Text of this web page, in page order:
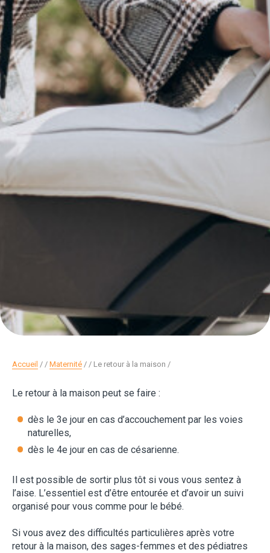
Accueil / Maternité / Le retour à la maison
Le retour à la maison peut se faire :
dès le 3e jour en cas d’accouchement par les voies
naturelles,
dès le 4e jour en cas de césarienne.
Il est possible de sortir plus tôt si vous vous sentez à
l’aise. L’essentiel est d’être entourée et d’avoir un suivi
organisé pour vous comme pour le bébé.
Si vous avez des difficultés particulières après votre
retour à la maison, des sages-femmes et des pédiatres